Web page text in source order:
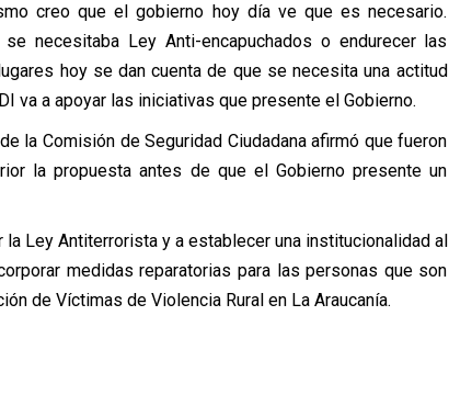
creo que el gobierno hoy día ve que es necesario.
necesitaba Ley Anti-encapuchados o endurecer las
hoy se dan cuenta de que se necesita una actitud
va a apoyar las iniciativas que presente el Gobierno.
la Comisión de Seguridad Ciudadana afirmó que fueron
la propuesta antes de que el Gobierno presente un
Ley Antiterrorista y a establecer una institucionalidad al
medidas reparatorias para las personas que son
de Víctimas de Violencia Rural en La Araucanía.